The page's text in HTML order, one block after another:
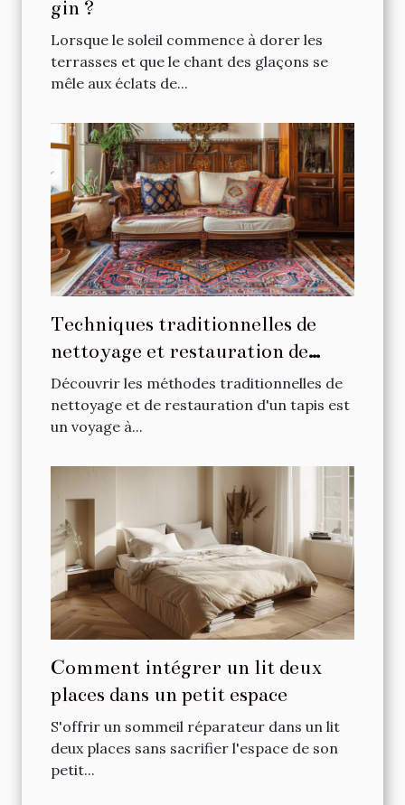
gin ?
Lorsque le soleil commence à dorer les
terrasses et que le chant des glaçons se
mêle aux éclats de...
Techniques traditionnelles de
nettoyage et restauration de
tapis
Découvrir les méthodes traditionnelles de
nettoyage et de restauration d'un tapis est
un voyage à...
Comment intégrer un lit deux
places dans un petit espace
S'offrir un sommeil réparateur dans un lit
deux places sans sacrifier l'espace de son
petit...